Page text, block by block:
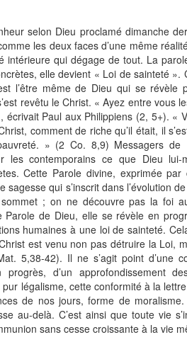
selon Dieu proclamé dimanche
les deux faces d’une même
intérieure qui dégage de tout. La
elle devient « Loi de sainteté ».
l’être même de Dieu qui se
revêtu le Christ. « Ayez entre vous
écrivait Paul aux Philippiens (2, 5+). «
comment de riche qu’il était, il
» (2 Co. 8,9) Messagers de
les contemporains ce que Dieu
Cette Parole divine, exprimée
sagesse qui s’inscrit dans l’évolution
; on ne découvre pas la foi
Parole de Dieu, elle se révèle en
humaines à une loi de sainteté.
est venu non pas détruire la Loi,
5,38-42). Il ne s’agit point d’une
progrès, d’un approfondissement
légalisme, cette conformité à la
de nos jours, forme de
au-delà. C’est ainsi que toute vie
sans cesse croissante à la vie